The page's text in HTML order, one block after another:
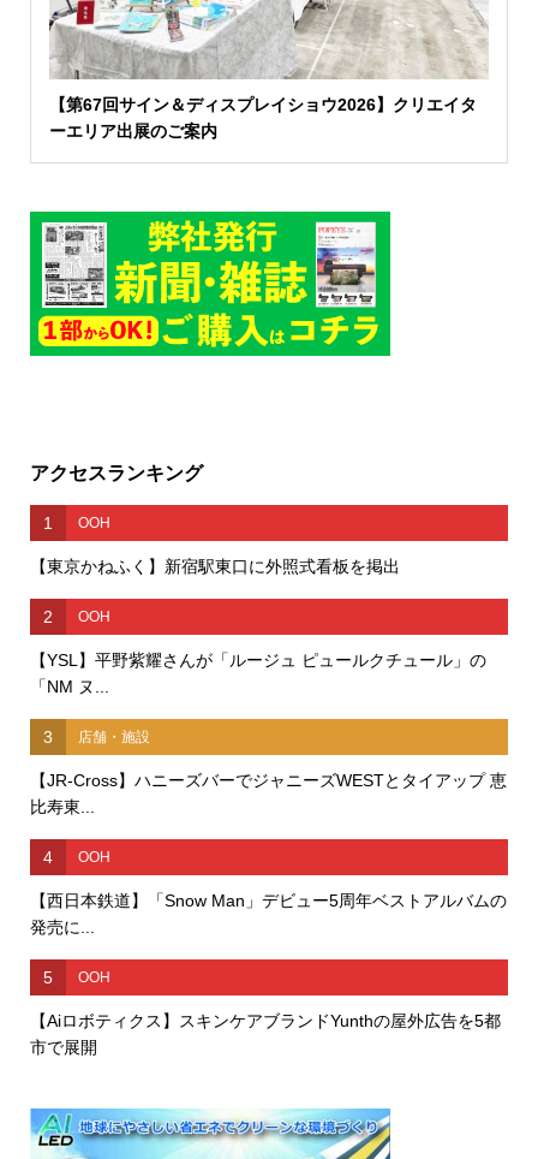
【第67回サイン＆ディスプレイショウ2026】クリエイタ
ーエリア出展のご案内
アクセスランキング
1 OOH
【東京かねふく】新宿駅東口に外照式看板を掲出
2 OOH
【YSL】平野紫耀さんが「ルージュ ピュールクチュール」の
「NM ヌ...
3 店舗・施設
【JR-Cross】ハニーズバーでジャニーズWESTとタイアップ 恵
比寿東...
4 OOH
【西日本鉄道】「Snow Man」デビュー5周年ベストアルバムの
発売に...
5 OOH
【Aiロボティクス】スキンケアブランドYunthの屋外広告を5都
市で展開